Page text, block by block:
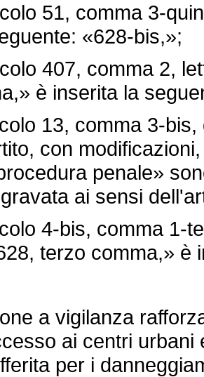
51, comma 3-
«628-bis,»;
407, comma 2,
è inserita la
13, comma 3-
con
penale»
ai sensi
4-bis, comma 1-
terzo comma,»
a vigilanza
ai centri
per i